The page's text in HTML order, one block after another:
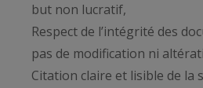
but non lucratif,
Respect de l’intégrité des
pas de modification ni
Citation claire et lisible de la